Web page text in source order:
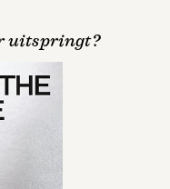
uitspringt?